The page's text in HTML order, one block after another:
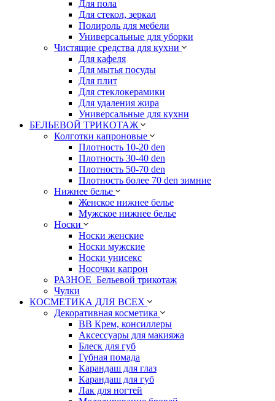
Для пола
Для стекол, зеркал
Полироль для мебели
Универсальные для уборки
Чистящие средства для кухни
Для кафеля
Для мытья посуды
Для плит
Для стеклокерамики
Для удаления жира
Универсальные для кухни
БЕЛЬЕВОЙ ТРИКОТАЖ
Колготки капроновые
Плотность 10-20 den
Плотность 30-40 den
Плотность 50-70 den
Плотность более 70 den зимние
Нижнее белье
Женское нижнее белье
Мужское нижнее белье
Носки
Носки женские
Носки мужские
Носки унисекс
Носочки капрон
РАЗНОЕ_Бельевой трикотаж
Чулки
КОСМЕТИКА ДЛЯ ВСЕХ
Декоративная косметика
BB Крем, консиллеры
Аксессуары для макияжа
Блеск для губ
Губная помада
Карандаш для глаз
Карандаш для губ
Лак для ногтей